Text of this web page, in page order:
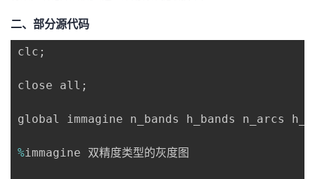
堂
我
的
课
程
我
的
认
我
的
我
我
的
技
术
支
我
的
云
声
二、部分源代码
clc ;
close all ;
global immagine n_bands h_bands n_arcs
%immagine 双精度类型的灰度图